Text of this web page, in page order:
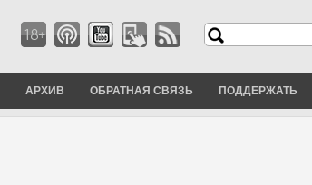
Форма поиска
Поиск
АРХИВ ОБРАТНАЯ СВЯЗЬ ПОДДЕРЖАТЬ